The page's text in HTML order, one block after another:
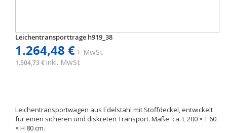
Leichentransporttrage h919_38
1.264,48 €+ MwSt
1.504,73 € inkl. MwSt
Leichentransportwagen aus Edelstahl mit Stoffdeckel, entwickelt
für einen sicheren und diskreten Transport. Maße: ca. L 200 × T 60
× H 80 cm.